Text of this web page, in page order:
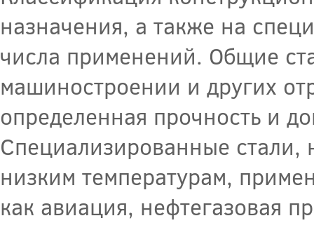
назначения, а также на
числа применений. Общие
машиностроении и других
определенная прочность и
Специализированные
низким температурам,
как авиация, нефтегазовая